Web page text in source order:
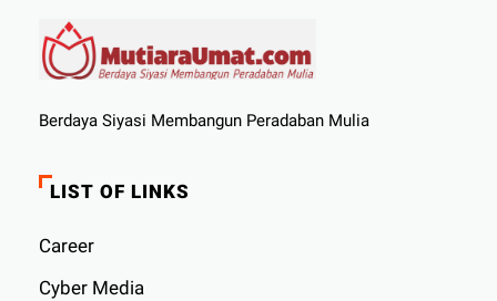
Berdaya Siyasi Membangun Peradaban Mulia
LIST OF LINKS
Career
Cyber ​​Media